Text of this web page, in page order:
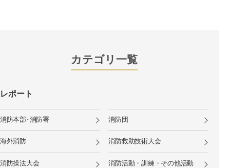
カテゴリ一覧
レポート
消防本部･消防署 消防団
海外消防 消防救助技術大会
消防操法大会 消防活動・訓練・その他活動